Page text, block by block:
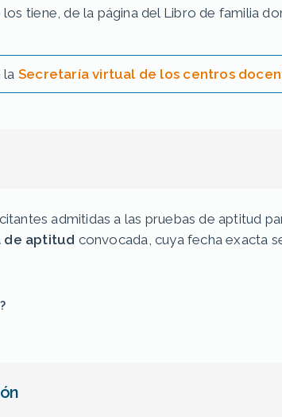
tiene, de la página del Libro de familia
la Secretaría virtual de los centros
admitidas a las pruebas de aptitud
de aptitud convocada, cuya fecha exacta